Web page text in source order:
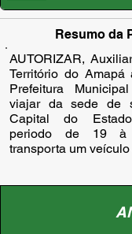
Resumo da
AUTORIZAR,
Território do
Prefeitura
viajar da sede de
Capital do
periodo de 19 à
transporta um